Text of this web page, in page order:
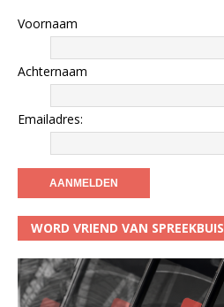
Voornaam
Achternaam
Emailadres:
WORD VRIEND VAN SPREEKBUIS